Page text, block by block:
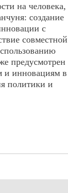
на человека,
создание
с
совместной
предусмотрен
и инновациям в
политики и